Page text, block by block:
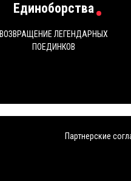
Единоборства
ВОЗВРАЩЕНИЕ ЛЕГЕНДАРНЫХ
ПОЕДИНКОВ
Партнерские